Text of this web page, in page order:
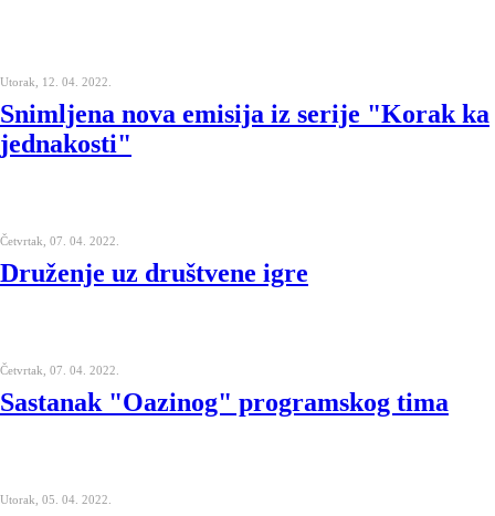
Utorak, 12. 04. 2022.
Snimljena nova emisija iz serije "Korak ka
jednakosti"
Četvrtak, 07. 04. 2022.
Druženje uz društvene igre
Četvrtak, 07. 04. 2022.
Sastanak "Oazinog" programskog tima
Utorak, 05. 04. 2022.